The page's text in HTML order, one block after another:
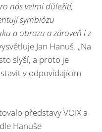
nás velmi důležití,
symbiózu
a obrazu a zároveň i z
Jan Hanuš. „Na
slyší, a proto je
v odpovídajícím
představy VOIX a
Hanuše